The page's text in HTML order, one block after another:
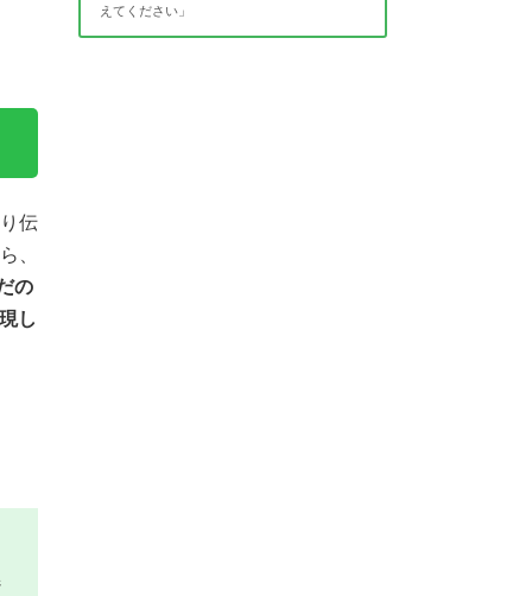
伝
、
の
し
えてください」